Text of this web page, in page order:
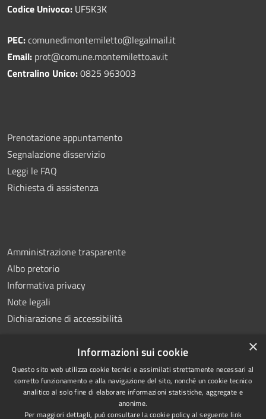
Codice Univoco: UF5K3K
PEC:comunedimontemiletto@legalmail.it
Email: prot@comune.montemiletto.av.it
Centralino Unico:0825 963003
Prenotazione appuntamento
Segnalazione disservizio
Leggi le FAQ
Richiesta di assistenza
Amministrazione trasparente
Albo pretorio
Informativa privacy
Note legali
Dichiarazione di accessibilità
RSS
Accessibilità
Privacy
Copyright © 2026 • Comune di
Montemiletto • Powered by
Municipium•Accesso
×
Informazioni sui cookie
Questo sito web utilizza cookie tecnici e assimilati strettamente necessari al
corretto funzionamento e alla navigazione del sito, nonché un cookie tecnico
analitico al solo fine di elaborare informazioni statistiche, aggregate e
anonime.
Per maggiori dettagli, può consultare la cookie policy al seguente link